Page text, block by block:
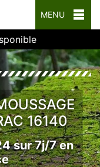
MENU
16140
sur 7j/7 en